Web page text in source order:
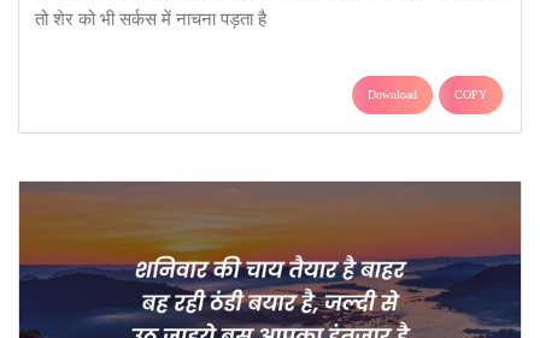
तो शेर को भी सर्कस में नाचना पड़ता है
Download COPY